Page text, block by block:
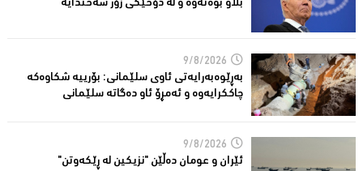
9/8/2026
بەڕێوەبەرایەتى ئاوی سلێمانى: بۆرییە شکاوەکە
چاککرایەوە و ئەمڕۆ ئاو دەگاتە سلێمانى
9/8/2026
ئێران و عومان دەڵێن "نزیکین لە ڕێکەوتن"